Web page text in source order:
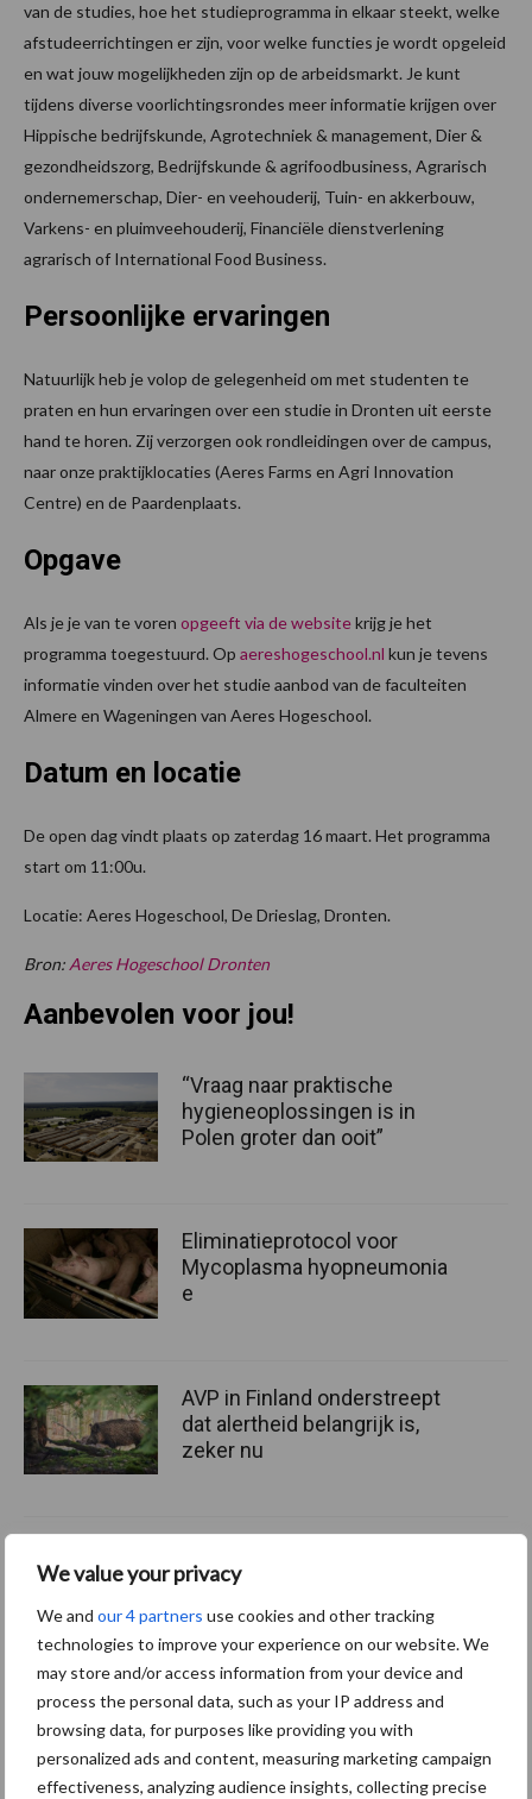
We value your privacy
We and our 4 partners use cookies and other tracking
technologies to improve your experience on our website. We
may store and/or access information from your device and
process the personal data, such as your IP address and
browsing data, for purposes like providing you with
personalized ads and content, measuring marketing campaign
effectiveness, analyzing audience insights, collecting precise
van de studies, hoe het studieprogramma in elkaar steekt, welke
afstudeerrichtingen er zijn, voor welke functies je wordt opgeleid
en wat jouw mogelijkheden zijn op de arbeidsmarkt. Je kunt
tijdens diverse voorlichtingsrondes meer informatie krijgen over
Hippische bedrijfskunde, Agrotechniek & management, Dier &
gezondheidszorg, Bedrijfskunde & agrifoodbusiness, Agrarisch
ondernemerschap, Dier- en veehouderij, Tuin- en akkerbouw,
Varkens- en pluimveehouderij, Financiële dienstverlening
agrarisch of International Food Business.
Persoonlijke ervaringen
Natuurlijk heb je volop de gelegenheid om met studenten te
praten en hun ervaringen over een studie in Dronten uit eerste
hand te horen. Zij verzorgen ook rondleidingen over de campus,
naar onze praktijklocaties (Aeres Farms en Agri Innovation
Centre) en de Paardenplaats.
Opgave
Als je je van te voren opgeeft via de websitekrijg je het
programma toegestuurd. Op aereshogeschool.nl kun je tevens
informatie vinden over het studie aanbod van de faculteiten
Almere en Wageningen van Aeres Hogeschool.
Datum en locatie
De open dag vindt plaats op zaterdag 16 maart. Het programma
start om 11:00u.
Locatie: Aeres Hogeschool, De Drieslag, Dronten.
Bron: Aeres Hogeschool Dronten
Aanbevolen voor jou!
“Vraag naar praktische
hygieneoplossingen is in
Polen groter dan ooit”
Eliminatieprotocol voor
Mycoplasma hyopneumonia
e
AVP in Finland onderstreept
dat alertheid belangrijk is,
zeker nu
Themapagina
Diergezondheid Fokkerij Huisvesting
Afrikaanse
Brachyspira